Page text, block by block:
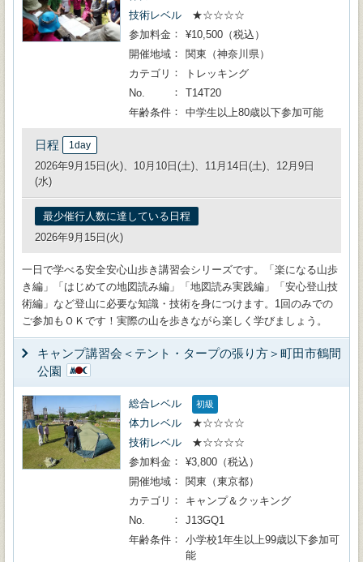
技術レベル
★☆☆☆☆
参加料金
¥10,500（税込）
開催地域
関東（神奈川県）
カテゴリ
トレッキング
No.
T14T20
年齢条件
中学生以上80歳以下参加可能
日程 1day
2026年9月15日(火)、10月10日(土)、11月14日(土)、12月9日
(水)
最少催行人数に達している日程
2026年9月15日(火)
一日で学べる安全安心山歩き講習会シリーズです。「楽になる山歩
き編」「はじめての地図読み編」「地図読み実践編」「安心登山技
術編」など登山に必要な知識・技術を身につけます。1回のみでの
ご参加もＯＫです！実際の山を歩きながら楽しく学びましょう。
キャンプ講習会＜テント・タープの張り方＞町田市鶴間
公園
総合レベル 初級
体力レベル
★☆☆☆☆
技術レベル
★☆☆☆☆
参加料金
¥3,800（税込）
開催地域
関東（東京都）
カテゴリ
キャンプ＆クッキング
No.
J13GQ1
年齢条件
小学校1年生以上99歳以下参加可
能